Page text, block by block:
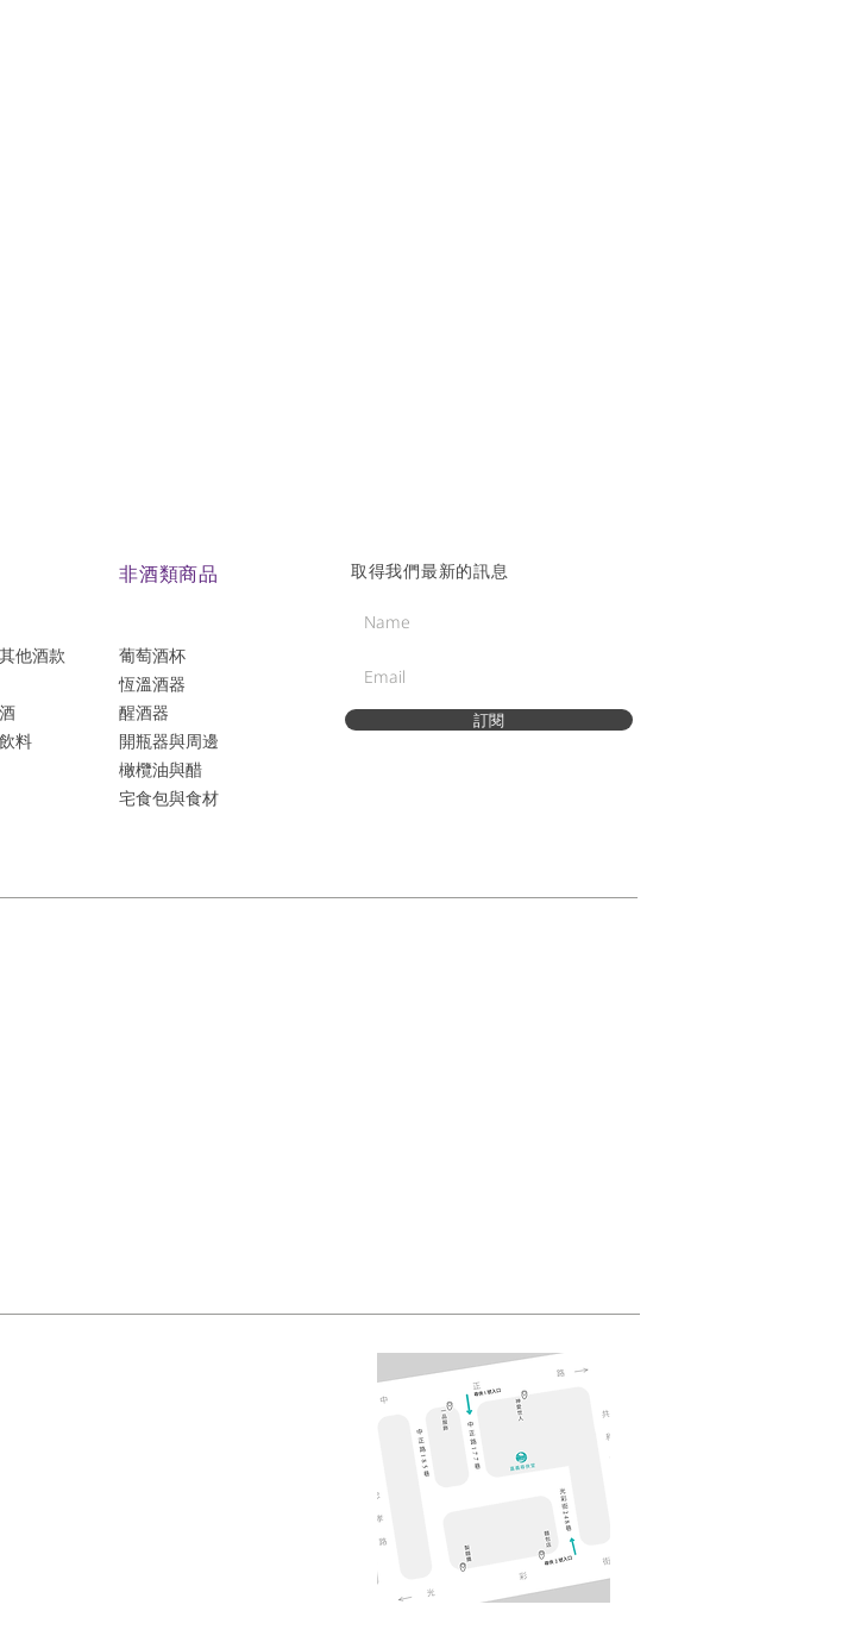
他酒款
料
非酒類商品
葡萄酒杯
恆溫酒器
醒酒器
開瓶器與周邊
橄欖油與醋
宅食包與食材
取得我們最新的訊息
訂閱